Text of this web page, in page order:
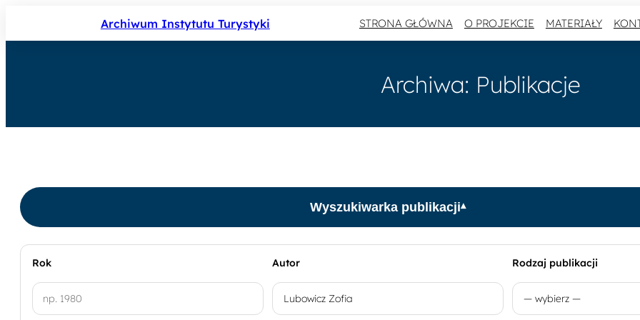
Archiwum Instytutu Turystyki STRONA GŁÓWNA O PROJEKCIE MATERIAŁY
Archiwa: Publikacje
Wyszukiwarka publikacji▾
Rok Autor Rodzaj publikacji